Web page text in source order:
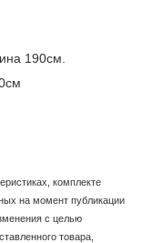
190см.
комплекте
на момент публикации
с целью
товара,